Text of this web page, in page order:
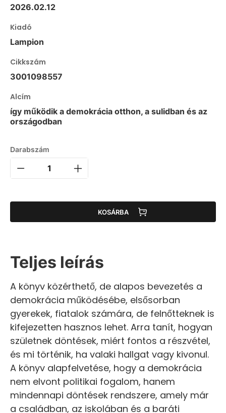
2026.02.12
Kiadó
Lampion
Cikkszám
3001098557
Alcím
így működik a demokrácia otthon, a sulidban és az
országodban
Darabszám
KOSÁRBA
Teljes leírás
A könyv közérthető, de alapos bevezetés a
demokrácia működésébe, elsősorban
gyerekek, fiatalok számára, de felnőtteknek is
kifejezetten hasznos lehet. Arra tanít, hogyan
születnek döntések, miért fontos a részvétel,
és mi történik, ha valaki hallgat vagy kivonul.
A könyv alapfelvetése, hogy a demokrácia
nem elvont politikai fogalom, hanem
mindennapi döntések rendszere, amely már
a családban, az iskolában és a baráti